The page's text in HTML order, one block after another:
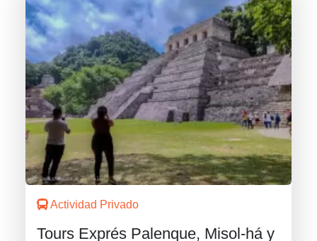
Actividad Privado
Tours Exprés Palenque, Misol-há y